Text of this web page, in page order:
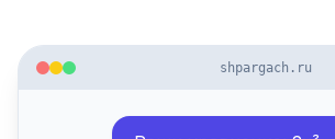
shpargach.ru